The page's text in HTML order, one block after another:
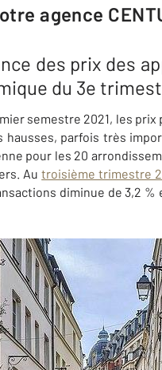
agence
des prix des
du 3e
semestre 2021, les
parfois très
pour les 20
Autroisième trimestre
diminue de 3,2